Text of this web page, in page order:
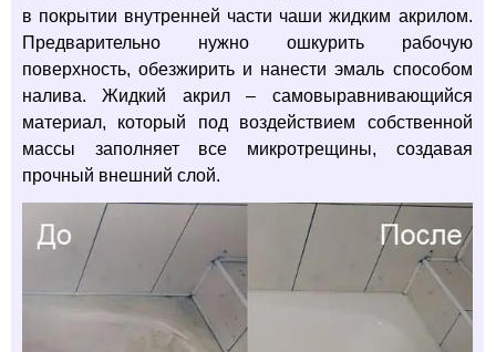
в покрытии внутренней части чаши жидким акрилом.
Предварительно нужно ошкурить рабочую
поверхность, обезжирить и нанести эмаль способом
налива. Жидкий акрил – самовыравнивающийся
материал, который под воздействием собственной
массы заполняет все микротрещины, создавая
прочный внешний слой.